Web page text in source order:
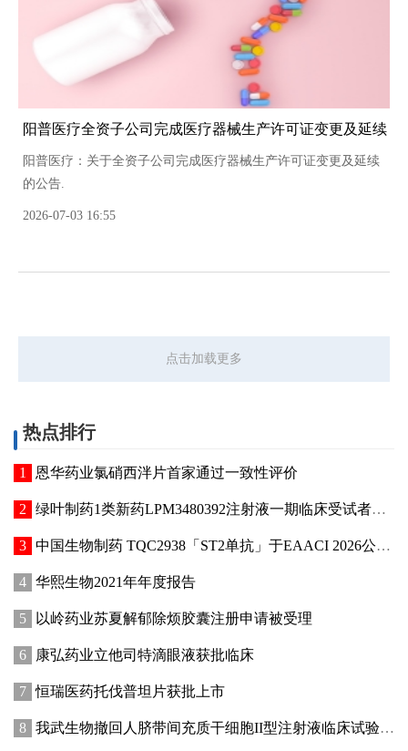
阳普医疗全资子公司完成医疗器械生产许可证变更及延续
阳普医疗：关于全资子公司完成医疗器械生产许可证变更及延续
的公告.
2026-07-03 16:55
点击加载更多
热点排行
恩华药业氯硝西泮片首家通过一致性评价
绿叶制药1类新药LPM3480392注射液一期临床受试者入组
中国生物制药 TQC2938「ST2单抗」于EAACI 2026公布II期临床数据
华熙生物2021年年度报告
以岭药业苏夏解郁除烦胶囊注册申请被受理
康弘药业立他司特滴眼液获批临床
恒瑞医药托伐普坦片获批上市
我武生物撤回人脐带间充质干细胞II型注射液临床试验申请